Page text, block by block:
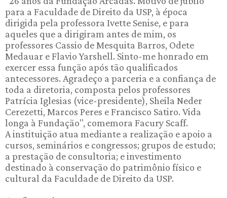
para a Faculdade de Direito da USP, à época
dirigida pela professora Ivette Senise, e para
aqueles que a dirigiram antes de mim, os
professores Cassio de Mesquita Barros, Odete
Medauar e Flavio Yarshell. Sinto-me honrado em
exercer essa função após tão qualificados
antecessores. Agradeço a parceria e a confiança de
toda a diretoria, composta pelos professores
Patrícia Iglesias (vice-presidente), Sheila Neder
Cerezetti, Marcos Peres e Francisco Satiro. Vida
longa à Fundação", comemora Facury Scaff.
A instituição atua mediante a realização e apoio a
cursos, seminários e congressos; grupos de estudo;
a prestação de consultoria; e investimento
destinado à conservação do patrimônio físico e
cultural da Faculdade de Direito da USP.